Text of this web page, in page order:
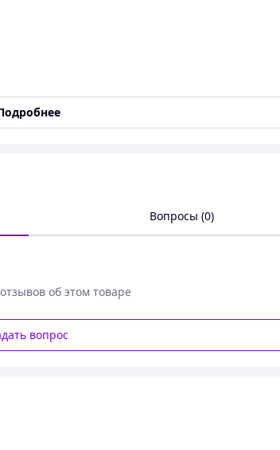
средства в течение года, чтобы воплотить
экономии
или себе
и эстетична
Вопросы (0)
об этом товаре
вопрос